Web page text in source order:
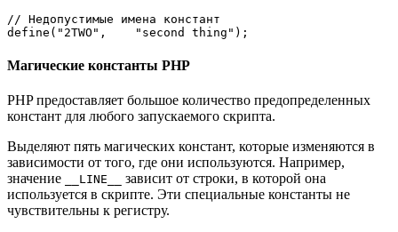
// Недопустимые имена констант
define("2TWO",    "second thing");
Магические константы PHP
PHP предоставляет большое количество предопределенных
констант для любого запускаемого скрипта.
Выделяют пять магических констант, которые изменяются в
зависимости от того, где они используются. Например,
значение
__LINE__
зависит от строки, в которой она
используется в скрипте. Эти специальные константы не
чувствительны к регистру.